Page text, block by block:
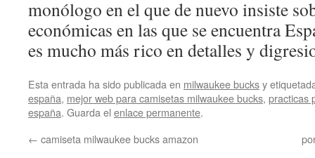
monólogo en el que de nuevo insiste
económicas en las que se encuentra
es mucho más rico en detalles y
Esta entrada ha sido publicada en milwaukee bucksy
españa, mejor web para camisetas milwaukee bucks, practicas
españa. Guarda el enlace permanente.
← camiseta milwaukee bucks amazon